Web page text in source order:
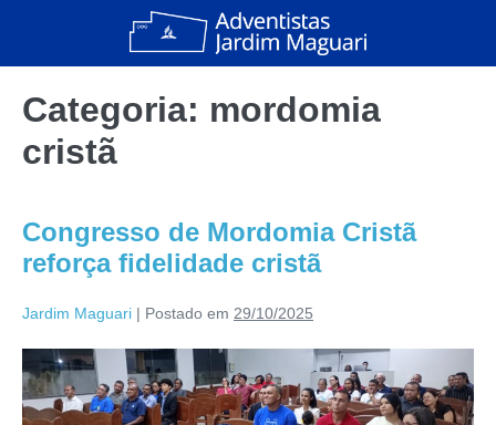
Categoria: mordomia
cristã
Congresso de Mordomia Cristã
reforça fidelidade cristã
Jardim Maguari | Postado em 29/10/2025